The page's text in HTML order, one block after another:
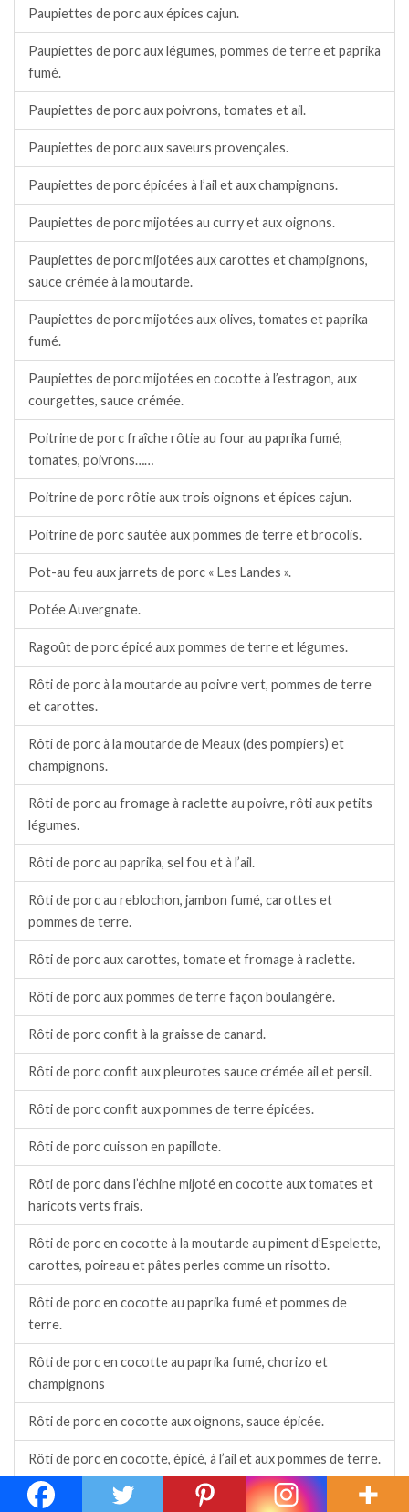
Paupiettes de porc aux épices cajun.
Paupiettes de porc aux légumes, pommes de terre et paprika
fumé.
Paupiettes de porc aux poivrons, tomates et ail.
Paupiettes de porc aux saveurs provençales.
Paupiettes de porc épicées à l’ail et aux champignons.
Paupiettes de porc mijotées au curry et aux oignons.
Paupiettes de porc mijotées aux carottes et champignons,
sauce crémée à la moutarde.
Paupiettes de porc mijotées aux olives, tomates et paprika
fumé.
Paupiettes de porc mijotées en cocotte à l’estragon, aux
courgettes, sauce crémée.
Poitrine de porc fraîche rôtie au four au paprika fumé,
tomates, poivrons……
Poitrine de porc rôtie aux trois oignons et épices cajun.
Poitrine de porc sautée aux pommes de terre et brocolis.
Pot-au feu aux jarrets de porc « Les Landes ».
Potée Auvergnate.
Ragoût de porc épicé aux pommes de terre et légumes.
Rôti de porc à la moutarde au poivre vert, pommes de terre
et carottes.
Rôti de porc à la moutarde de Meaux (des pompiers) et
champignons.
Rôti de porc au fromage à raclette au poivre, rôti aux petits
légumes.
Rôti de porc au paprika, sel fou et à l’ail.
Rôti de porc au reblochon, jambon fumé, carottes et
pommes de terre.
Rôti de porc aux carottes, tomate et fromage à raclette.
Rôti de porc aux pommes de terre façon boulangère.
Rôti de porc confit à la graisse de canard.
Rôti de porc confit aux pleurotes sauce crémée ail et persil.
Rôti de porc confit aux pommes de terre épicées.
Rôti de porc cuisson en papillote.
Rôti de porc dans l’échine mijoté en cocotte aux tomates et
haricots verts frais.
Rôti de porc en cocotte à la moutarde au piment d’Espelette,
carottes, poireau et pâtes perles comme un risotto.
Rôti de porc en cocotte au paprika fumé et pommes de
terre.
Rôti de porc en cocotte au paprika fumé, chorizo et
champignons
Rôti de porc en cocotte aux oignons, sauce épicée.
Rôti de porc en cocotte, épicé, à l’ail et aux pommes de terre.
Rôti de porc en papillote et carottes à la crème et au cumin.